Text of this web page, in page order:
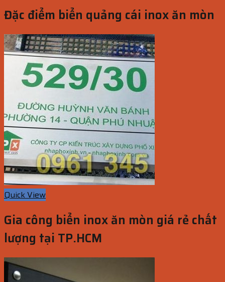
Đặc điểm biển quảng cái inox ăn mòn
Quick View
Gia công biển inox ăn mòn giá rẻ chất
lượng tại TP.HCM